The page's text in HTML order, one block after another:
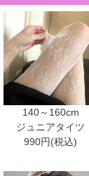
140～160cm
ジュニアタイツ
990円(税込)